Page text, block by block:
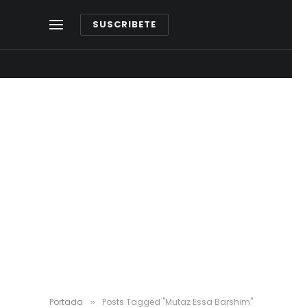
SUSCRIBETE
Portada » Posts Tagged "Mutaz Essa Barshim"